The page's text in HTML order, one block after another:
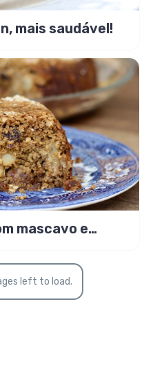
mais saudável!
mascavo e
left to load.